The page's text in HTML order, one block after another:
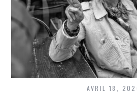
AVRIL 18,